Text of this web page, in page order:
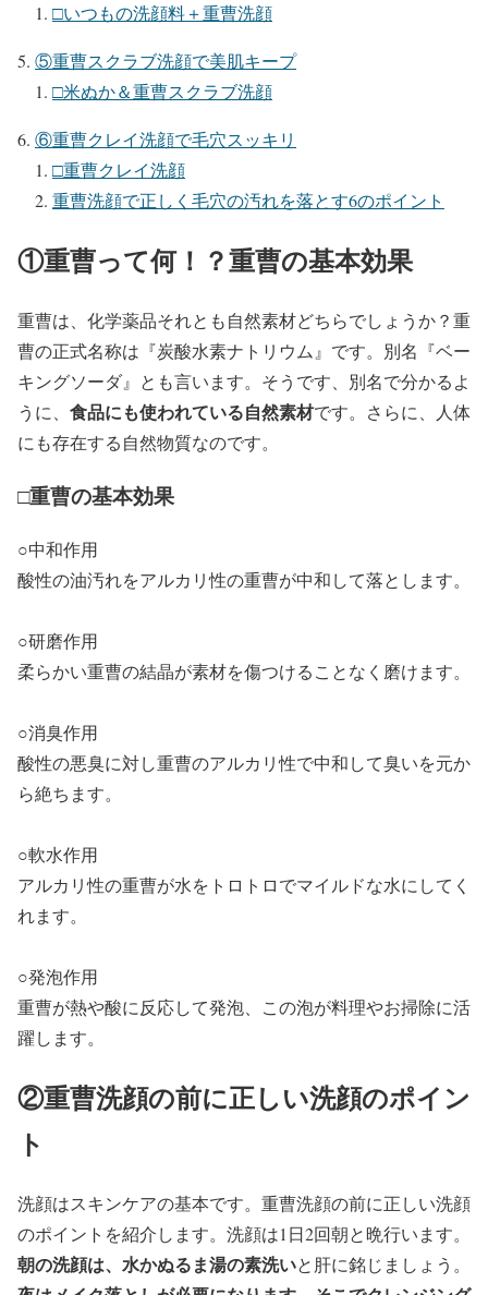
□いつもの洗顔料＋重曹洗顔
⑤重曹スクラブ洗顔で美肌キープ
□米ぬか＆重曹スクラブ洗顔
⑥重曹クレイ洗顔で毛穴スッキリ
□重曹クレイ洗顔
重曹洗顔で正しく毛穴の汚れを落とす6のポイント
①重曹って何！？重曹の基本効果
重曹は、化学薬品それとも自然素材どちらでしょうか？重
曹の正式名称は『炭酸水素ナトリウム』です。別名『ベー
キングソーダ』とも言います。そうです、別名で分かるよ
うに、 食品にも使われている自然素材です。さらに、人体
にも存在する自然物質なのです。
□重曹の基本効果
○中和作用
酸性の油汚れをアルカリ性の重曹が中和して落とします。
○研磨作用
柔らかい重曹の結晶が素材を傷つけることなく磨けます。
○消臭作用
酸性の悪臭に対し重曹のアルカリ性で中和して臭いを元か
ら絶ちます。
○軟水作用
アルカリ性の重曹が水をトロトロでマイルドな水にしてく
れます。
○発泡作用
重曹が熱や酸に反応して発泡、この泡が料理やお掃除に活
躍します。
②重曹洗顔の前に正しい洗顔のポイン
ト
洗顔はスキンケアの基本です。重曹洗顔の前に正しい洗顔
のポイントを紹介します。洗顔は1日2回朝と晩行います。
朝の洗顔は、水かぬるま湯の素洗いと肝に銘じましょう。